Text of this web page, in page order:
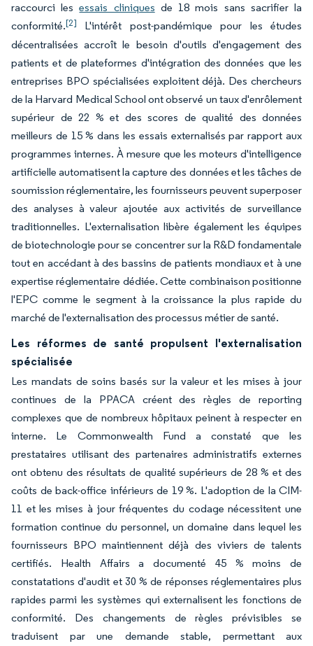
raccourci lesessais cliniques de 18 mois sans sacrifier la
conformité.[2]
L'intérêt post-pandémique pour les études
décentralisées accroît le besoin d'outils d'engagement des
patients et de plateformes d'intégration des données que les
entreprises BPO spécialisées exploitent déjà. Des chercheurs
de la Harvard Medical School ont observé un taux d'enrôlement
supérieur de 22 % et des scores de qualité des données
meilleurs de 15 % dans les essais externalisés par rapport aux
programmes internes. À mesure que les moteurs d'intelligence
artificielle automatisent la capture des données et les tâches de
soumission réglementaire, les fournisseurs peuvent superposer
des analyses à valeur ajoutée aux activités de surveillance
traditionnelles. L'externalisation libère également les équipes
de biotechnologie pour se concentrer sur la R&D fondamentale
tout en accédant à des bassins de patients mondiaux et à une
expertise réglementaire dédiée. Cette combinaison positionne
l'EPC comme le segment à la croissance la plus rapide du
marché de l'externalisation des processus métier de santé.
Les réformes de santé propulsent l'externalisation
spécialisée
Les mandats de soins basés sur la valeur et les mises à jour
continues de la PPACA créent des règles de reporting
complexes que de nombreux hôpitaux peinent à respecter en
interne. Le Commonwealth Fund a constaté que les
prestataires utilisant des partenaires administratifs externes
ont obtenu des résultats de qualité supérieurs de 28 % et des
coûts de back-office inférieurs de 19 %. L'adoption de la CIM-
11 et les mises à jour fréquentes du codage nécessitent une
formation continue du personnel, un domaine dans lequel les
fournisseurs BPO maintiennent déjà des viviers de talents
certifiés. Health Affairs a documenté 45 % moins de
constatations d'audit et 30 % de réponses réglementaires plus
rapides parmi les systèmes qui externalisent les fonctions de
conformité. Des changements de règles prévisibles se
traduisent par une demande stable, permettant aux